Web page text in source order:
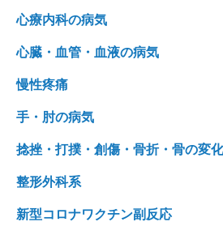
心療内科の病気
心臓・血管・血液の病気
慢性疼痛
手・肘の病気
捻挫・打撲・創傷・骨折・骨の変化
整形外科系
新型コロナワクチン副反応